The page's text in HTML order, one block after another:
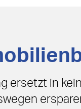
ersetzt in